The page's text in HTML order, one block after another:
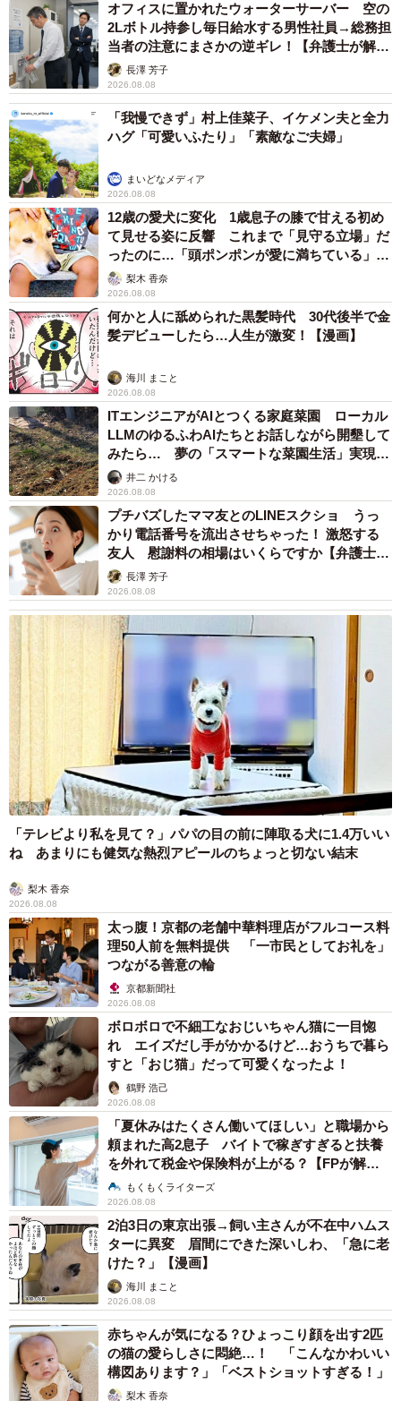
オフィスに置かれたウォーターサーバー 空の
2Lボトル持参し毎日給水する男性社員→総務担
当者の注意にまさかの逆ギレ！【弁護士が解
説】長澤 芳子
2026.08.08
「我慢できず」村上佳菜子、イケメン夫と全力
ハグ「可愛いふたり」「素敵なご夫婦」
まいどなメディア
2026.08.08
12歳の愛犬に変化 1歳息子の膝で甘える初め
て見せる姿に反響 これまで「見守る立場」だ
ったのに…「頭ポンポンが愛に満ちている」
「尊…」
梨木 香奈
2026.08.08
何かと人に舐められた黒髪時代 30代後半で金
髪デビューしたら…人生が激変！【漫画】
海川 まこと
2026.08.08
ITエンジニアがAIとつくる家庭菜園 ローカル
LLMのゆるふわAIたちとお話しながら開墾して
みたら… 夢の「スマートな菜園生活」実現な
るか井二 かける
2026.08.08
プチバズしたママ友とのLINEスクショ うっ
かり電話番号を流出させちゃった！ 激怒する
友人 慰謝料の相場はいくらですか【弁護士が
解説】長澤 芳子
2026.08.08
「テレビより私を見て？」パパの目の前に陣取る犬に1.4万いい
ね あまりにも健気な熱烈アピールのちょっと切ない結末
梨木 香奈
2026.08.08
太っ腹！京都の老舗中華料理店がフルコース料
理50人前を無料提供 「一市民としてお礼を」
つながる善意の輪
京都新聞社
2026.08.08
ボロボロで不細工なおじいちゃん猫に一目惚
れ エイズだし手がかかるけど…おうちで暮ら
すと「おじ猫」だって可愛くなったよ！
鶴野 浩己
2026.08.08
「夏休みはたくさん働いてほしい」と職場から
頼まれた高2息子 バイトで稼ぎすぎると扶養
を外れて税金や保険料が上がる？【FPが解
説】もくもくライターズ
2026.08.08
2泊3日の東京出張→飼い主さんが不在中ハムス
ターに異変 眉間にできた深いしわ、「急に老
けた？」【漫画】
海川 まこと
2026.08.08
赤ちゃんが気になる？ひょっこり顔を出す2匹
の猫の愛らしさに悶絶…！ 「こんなかわいい
構図あります？」「ベストショットすぎる！」
梨木 香奈